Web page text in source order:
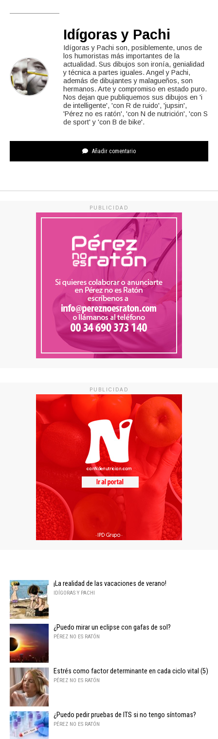
Idígoras y Pachi
Idígoras y Pachi son, posiblemente, unos de
los humoristas más importantes de la
actualidad. Sus dibujos son ironía, genialidad
y técnica a partes iguales. Angel y Pachi,
además de dibujantes y malagueños, son
hermanos. Arte y compromiso en estado puro.
Nos dejan que publiquemos sus dibujos en 'i
de intelligente', 'con R de ruido', 'jupsin',
'Pérez no es ratón', 'con N de nutrición', 'con S
de sport' y 'con B de bike'.
Añadir comentario
PUBLICIDAD
PUBLICIDAD
¡La realidad de las vacaciones de verano!
IDÍGORAS Y PACHI
¿Puedo mirar un eclipse con gafas de sol?
PÉREZ NO ES RATÓN
Estrés como factor determinante en cada ciclo vital (5)
PÉREZ NO ES RATÓN
¿Puedo pedir pruebas de ITS si no tengo síntomas?
PÉREZ NO ES RATÓN